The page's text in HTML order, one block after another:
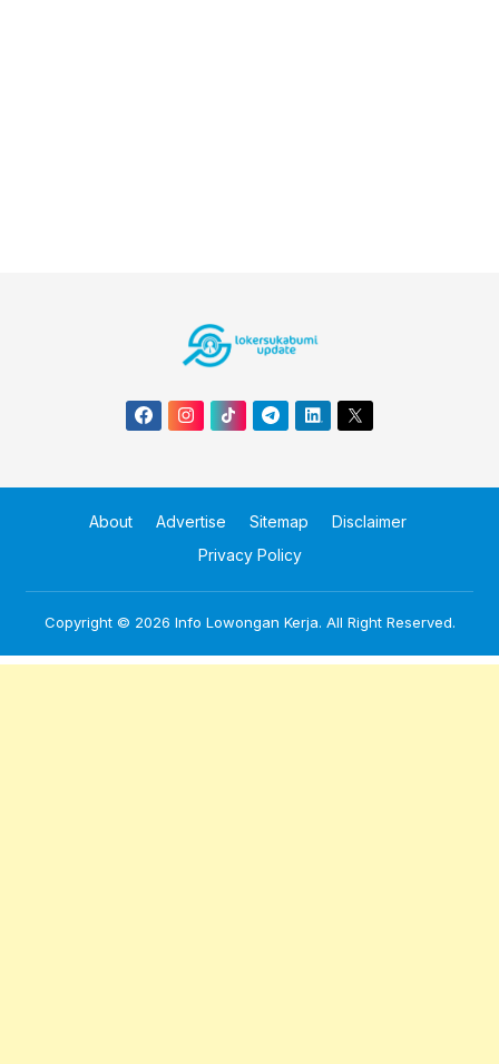
About Advertise Sitemap
Disclaimer
Privacy Policy
Copyright © 2026 Info Lowongan Kerja. All Right Reserved.